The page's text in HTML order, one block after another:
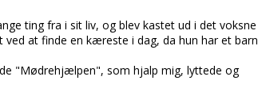
ting fra i sit liv, og blev kastet ud i det voksne
at finde en kæreste i dag, da hun har et barn
"Mødrehjælpen", som hjalp mig, lyttede og